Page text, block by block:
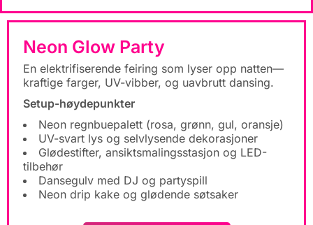
Neon Glow Party
En elektrifiserende feiring som lyser opp natten—
kraftige farger, UV-vibber, og uavbrutt dansing.
Setup-høydepunkter
Neon regnbuepalett (rosa, grønn, gul, oransje)
UV-svart lys og selvlysende dekorasjoner
Glødestifter, ansiktsmalingsstasjon og LED-
tilbehør
Dansegulv med DJ og partyspill
Neon drip kake og glødende søtsaker